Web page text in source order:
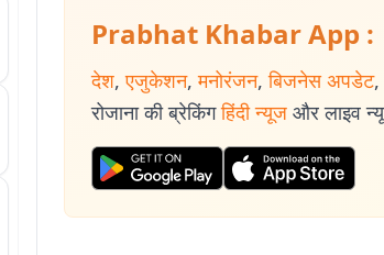
Prabhat Khabar App :
देश, एजुकेशन, मनोरंजन, बिजनेस अपडेट,
रोजाना की ब्रेकिंग हिंदी न्यूज और लाइव